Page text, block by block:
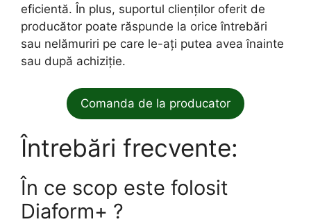
eficientă. În plus, suportul clienților oferit de
producător poate răspunde la orice întrebări
sau nelămuriri pe care le-ați putea avea înainte
sau după achiziție.
Comanda de la producator
Întrebări frecvente:
În ce scop este folosit
Diaform+ ?